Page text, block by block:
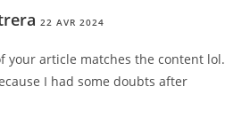
22 AVR 2024
your article matches the content lol.
I had some doubts after